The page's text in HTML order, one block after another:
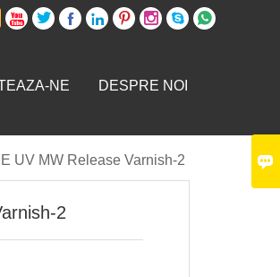
       
NE DESPRE NOI
UV MW Release Varnish-2
2
